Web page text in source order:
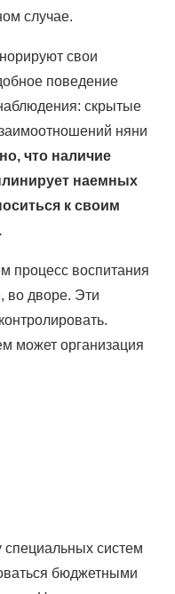
случае.
свои
поведение
скрытые
няни
что наличие
наемных
к своим
процесс воспитания
во дворе. Эти
может организация
специальных систем
бюджетными